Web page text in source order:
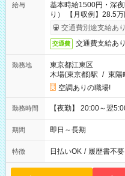
給与
基本時給1500円・深
り） 【月収例】28.5
合）交通費別途支給あり
交通費 交通費支給あり
勤務地
東京都江東区
木場(東京都)駅 / 東陽
空調ありの職場!
勤務時間 【夜勤】 20:00～翌
期間 即日～長期
特徴 日払いOK / 履歴書不要